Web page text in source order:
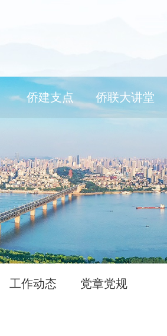
侨建支点 侨联大讲堂
工作动态 党章党规